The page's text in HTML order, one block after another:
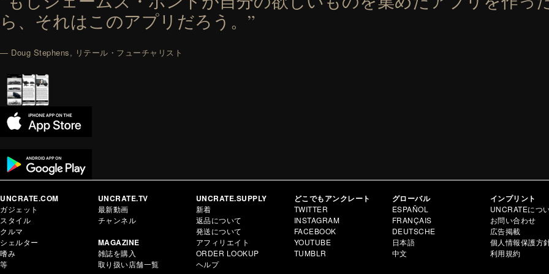
ら、それはこのアプリだろう。”
— Doug Stephens, リテール・フューチャリスト
UNCRATE.COM
ガジェット
スタイル
クルマ
シェルター
嗜み
等
UNCRATE.TV
最新動画
チャンネル
MAGAZINE
雑誌を購入
取り扱い店舗一覧
UNCRATE.SUPPLY
新着
返品について
発送について
アフィリエイト
ORDER LOOKUP
ヘルプ
どこでもアンクレート
TWITTER
INSTAGRAM
FACEBOOK
YOUTUBE
TUMBLR
グローバル
ESPAÑOL
FRANÇAIS
DEUTSCHE
日本語
中文
インプリント
UNCRATEにつ
お問い合わせ
広告掲載
個人情報保護方
利用規約